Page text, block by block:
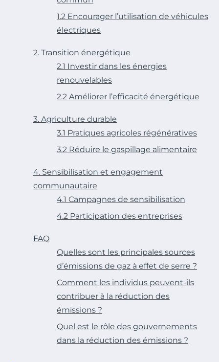
1.2 Encourager l’utilisation de véhicules
électriques
2. Transition énergétique
2.1 Investir dans les énergies
renouvelables
2.2 Améliorer l’efficacité énergétique
3. Agriculture durable
3.1 Pratiques agricoles régénératives
3.2 Réduire le gaspillage alimentaire
4. Sensibilisation et engagement
communautaire
4.1 Campagnes de sensibilisation
4.2 Participation des entreprises
FAQ
Quelles sont les principales sources
d’émissions de gaz à effet de serre ?
Comment les individus peuvent-ils
contribuer à la réduction des
émissions ?
Quel est le rôle des gouvernements
dans la réduction des émissions ?